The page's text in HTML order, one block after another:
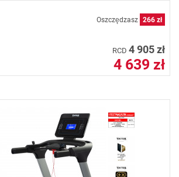
Oszczędzasz 266 zł
RCD 4 905 zł
4 639 zł